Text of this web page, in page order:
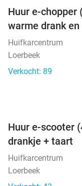
Huur e-chopper
warme drank
Huifkarcentrum
Loerbeek
Verkocht: 89
Huur e-scooter
drankje + taart
Huifkarcentrum
Loerbeek